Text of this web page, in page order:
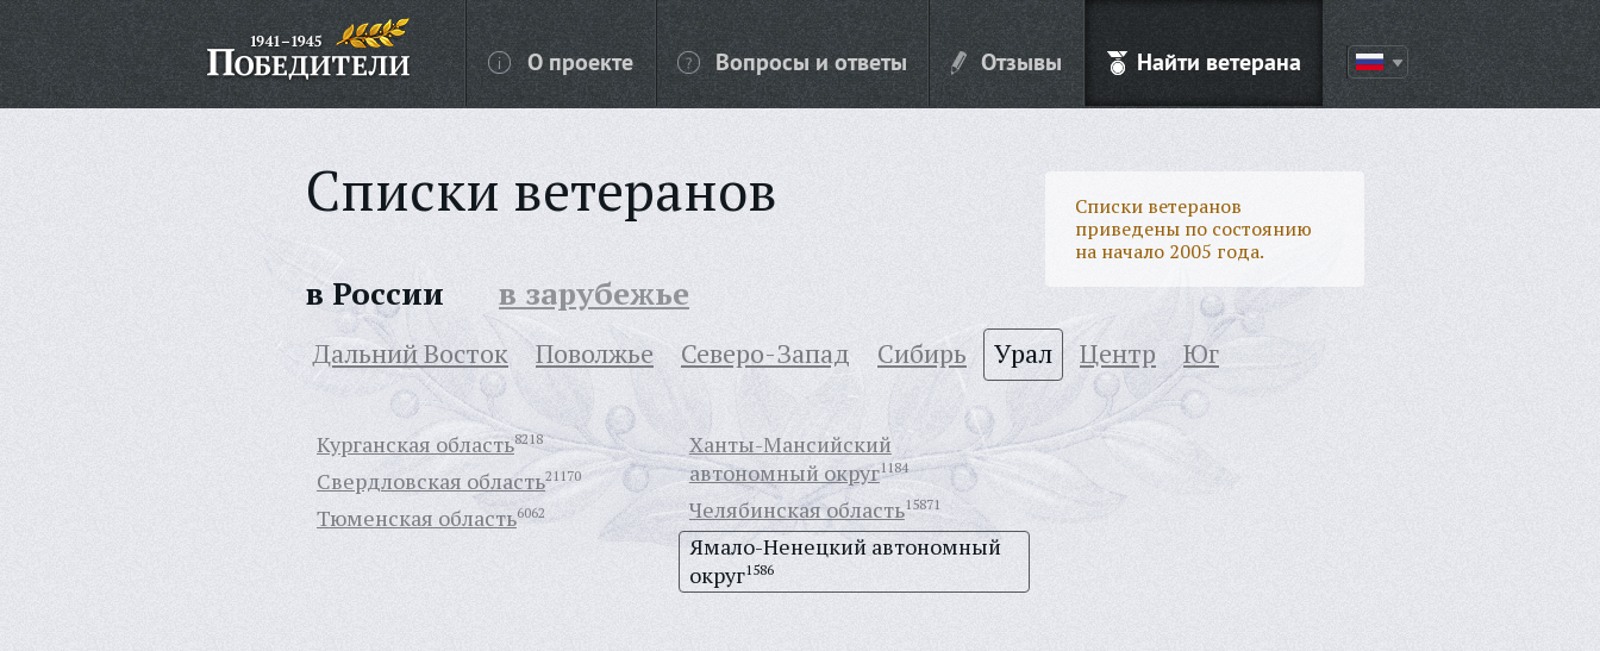
О проекте Вопросы и ответы Отзывы Найти ветерана
Списки ветеранов
Списки ветеранов
приведены по состоянию
на начало 2005 года.
в России в зарубежье
Дальний Восток Поволжье Северо-Запад Сибирь Урал Центр Юг
Курганская область8218
Свердловская область21170
Тюменская область6062
Ханты-Мансийский
автономный округ1184
Челябинская область15871
Ямало-Ненецкий автономный
округ1586